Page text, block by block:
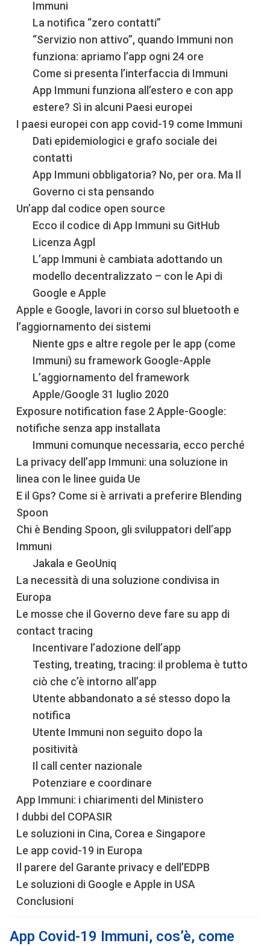
Immuni
La notifica “zero contatti”
“Servizio non attivo”, quando Immuni non
funziona: apriamo l’app ogni 24 ore
Come si presenta l’interfaccia di Immuni
App Immuni funziona all’estero e con app
estere? Sì in alcuni Paesi europei
I paesi europei con app covid-19 come Immuni
Dati epidemiologici e grafo sociale dei
contatti
App Immuni obbligatoria? No, per ora. Ma Il
Governo ci sta pensando
Un’app dal codice open source
Ecco il codice di App Immuni su GitHub
Licenza Agpl
L’app Immuni è cambiata adottando un
modello decentralizzato – con le Api di
Google e Apple
Apple e Google, lavori in corso sul bluetooth e
l’aggiornamento dei sistemi
Niente gps e altre regole per le app (come
Immuni) su framework Google-Apple
L’aggiornamento del framework
Apple/Google 31 luglio 2020
Exposure notification fase 2 Apple-Google:
notifiche senza app installata
Immuni comunque necessaria, ecco perché
La privacy dell’app Immuni: una soluzione in
linea con le linee guida Ue
E il Gps? Come si è arrivati a preferire Blending
Spoon
Chi è Bending Spoon, gli sviluppatori dell’app
Immuni
Jakala e GeoUniq
La necessità di una soluzione condivisa in
Europa
Le mosse che il Governo deve fare su app di
contact tracing
Incentivare l’adozione dell’app
Testing, treating, tracing: il problema è tutto
ciò che c’è intorno all’app
Utente abbandonato a sé stesso dopo la
notifica
Utente Immuni non seguito dopo la
positività
Il call center nazionale
Potenziare e coordinare
App Immuni: i chiarimenti del Ministero
I dubbi del COPASIR
Le soluzioni in Cina, Corea e Singapore
Le app covid-19 in Europa
Il parere del Garante privacy e dell’EDPB
Le soluzioni di Google e Apple in USA
Conclusioni
App Covid-19 Immuni, cos’è, come